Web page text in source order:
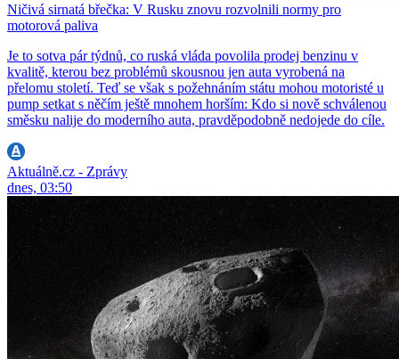
Ničivá sirnatá břečka: V Rusku znovu rozvolnili normy pro
motorová paliva
Je to sotva pár týdnů, co ruská vláda povolila prodej benzinu v
kvalitě, kterou bez problémů skousnou jen auta vyrobená na
přelomu století. Teď se však s požehnáním státu mohou motoristé u
pump setkat s něčím ještě mnohem horším: Kdo si nově schválenou
směsku nalije do moderního auta, pravděpodobně nedojede do cíle.
Aktuálně.cz - Zprávy
dnes, 03:50